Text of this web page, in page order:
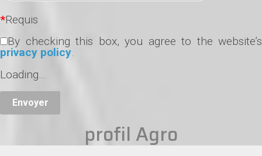
*Requis
By checking this box, you agree to the website’s
privacy policy.
Loading…
profil Agro